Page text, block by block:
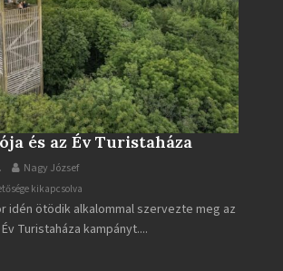
és az Év Turistaháza
Nagy József
kikapcsolva
idén ötödik alkalommal szervezte meg az
Turistaháza kampányt....